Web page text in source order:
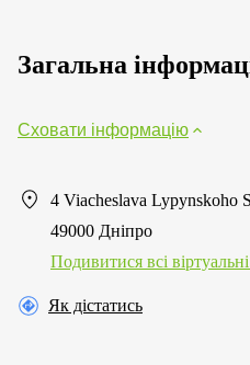
Загальна
Сховати інформацію
4 Viacheslava Lypynskoho
49000 Дніпро
Подивитися всі
Як дістатись